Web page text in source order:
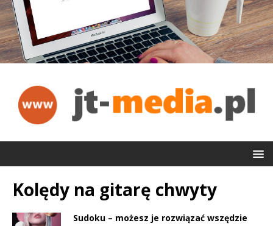
Kolędy na gitarę chwyty
Sudoku – możesz je rozwiązać wszędzie